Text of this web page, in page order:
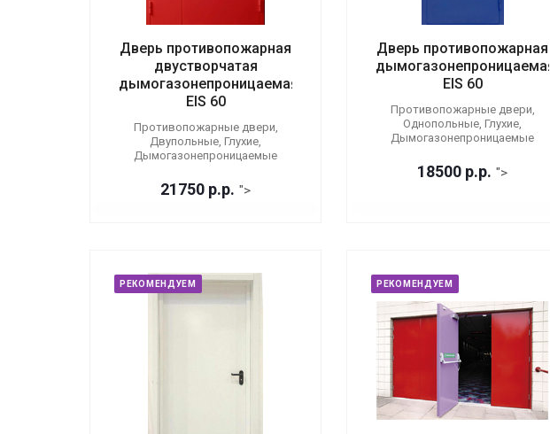
Дверь противопожарная
двустворчатая
дымогазонепроницаемая
EIS 60
Противопожарные двери,
Двупольные, Глухие,
Дымогазонепроницаемые
21750 р.р. ">
Дверь противопожарная
дымогазонепроницаемая
EIS 60
Противопожарные двери,
Однопольные, Глухие,
Дымогазонепроницаемые
18500 р.р. ">
РЕКОМЕНДУЕМ РЕКОМЕНДУЕМ